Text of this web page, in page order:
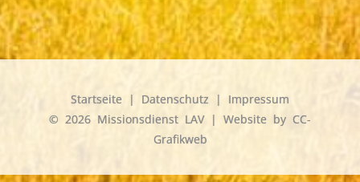
Startseite | Datenschutz | Impressum
© 2026 Missionsdienst LAV | Website by CC-
Grafikweb